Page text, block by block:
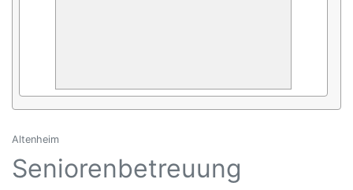
Altenheim
Seniorenbetreuung